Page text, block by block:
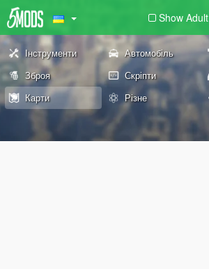
Show Adult
Інструменти Автомобіль
Зброя
Скріпти
Карти
Різне